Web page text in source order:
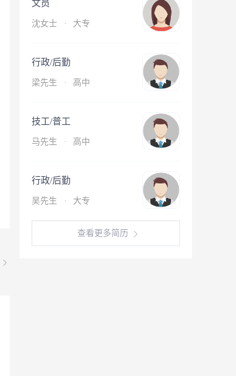
文员
沈女士 · 大专
行政/后勤
梁先生 · 高中
技工/普工
马先生 · 高中
行政/后勤
吴先生 · 大专
查看更多简历